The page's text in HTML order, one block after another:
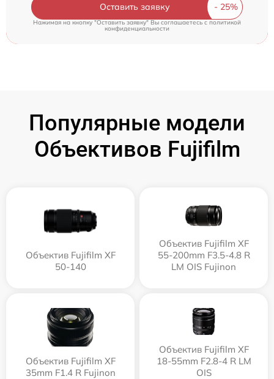
Оставить заявку
Нажимая на кнопку "Оставить заявку" Вы соглашаетесь cполитикой
конфиденциальности
Популярные модели
Объективов Fujifilm
Объектив Fujifilm XF
50-140
Объектив Fujifilm XF
55-200mm F3.5-4.8 R
LM OIS Fujinon
Объектив Fujifilm XF
35mm F1.4 R Fujinon
Объектив Fujifilm XF
18-55mm F2.8-4 R LM
OIS